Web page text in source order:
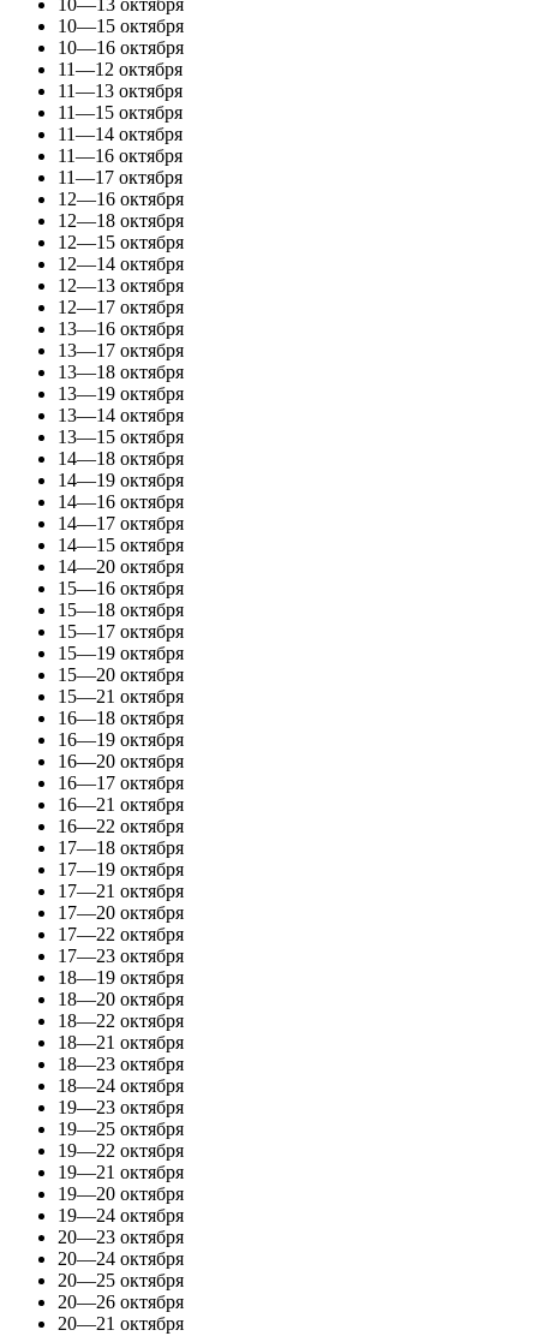
10—13 октября
10—15 октября
10—16 октября
11—12 октября
11—13 октября
11—15 октября
11—14 октября
11—16 октября
11—17 октября
12—16 октября
12—18 октября
12—15 октября
12—14 октября
12—13 октября
12—17 октября
13—16 октября
13—17 октября
13—18 октября
13—19 октября
13—14 октября
13—15 октября
14—18 октября
14—19 октября
14—16 октября
14—17 октября
14—15 октября
14—20 октября
15—16 октября
15—18 октября
15—17 октября
15—19 октября
15—20 октября
15—21 октября
16—18 октября
16—19 октября
16—20 октября
16—17 октября
16—21 октября
16—22 октября
17—18 октября
17—19 октября
17—21 октября
17—20 октября
17—22 октября
17—23 октября
18—19 октября
18—20 октября
18—22 октября
18—21 октября
18—23 октября
18—24 октября
19—23 октября
19—25 октября
19—22 октября
19—21 октября
19—20 октября
19—24 октября
20—23 октября
20—24 октября
20—25 октября
20—26 октября
20—21 октября